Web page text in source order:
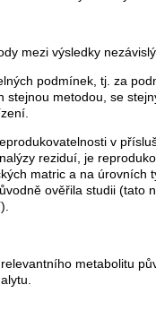
mezi výsledky
podmínek, tj. za
stejnou metodou, se
v
reziduí, je
matric a na úrovních
ověřila studii (tato
metabolitu